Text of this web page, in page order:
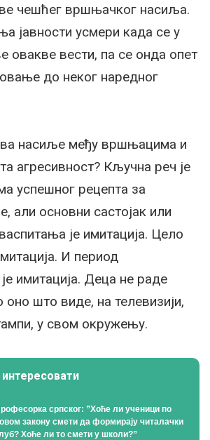
чешћег вршњачког насиља.
јавности усмери када се у
овакве вести, па се онда опет
до неког наредног
насиље међу вршњацима и
агресивност? Кључна реч је
успешног рецепта за
али основни састојак или
је имитација. Цело
И период
имитација. Деца не раде
што виде, на телевизији,
у свом окружењу.
српског: ”Хоће ли ученици по
закону смети да формирају читалачки
Хоће ли то смети у школи?”